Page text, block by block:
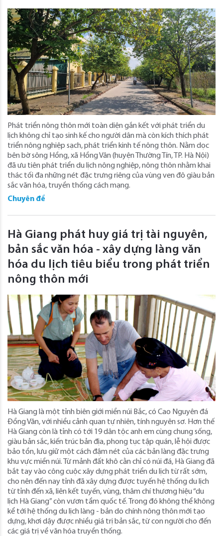
Phát triển nông thôn mới toàn diện gắn kết với phát triển du
lịch không chỉ tạo sinh kế cho người dân mà còn kích thích phát
triển nông nghiệp sạch, phát triển kinh tế nông thôn. Nằm dọc
bên bờ sông Hồng, xã Hồng Vân (huyện Thường Tín, TP. Hà Nội)
đã ưu tiên phát triển du lịch nông nghiệp, nông thôn nhằm khai
thác tối đa những nét đặc trưng riêng của vùng ven đô giàu bản
sắc văn hóa, truyền thống cách mạng.
Chuyên đề
Hà Giang phát huy giá trị tài nguyên,
bản sắc văn hóa - xây dựng làng văn
hóa du lịch tiêu biểu trong phát triển
nông thôn mới
Hà Giang là một tỉnh biên giới miền núi Bắc, có Cao Nguyên đá
Đồng Văn, với nhiều cảnh quan tự nhiên, tính nguyên sơ. Hơn thế
Hà Giang còn là tỉnh có tới 19 dân tộc anh em cùng chung sống,
giàu bản sắc, kiến trúc bản địa, phong tục tập quán, lễ hội được
bảo tồn, lưu giữ một cách đậm nét của các bản làng đặc trưng
khu vực miền núi. Từ mảnh đất khô cằn chỉ có núi đá, Hà Giang đã
bắt tay vào công cuộc xây dựng phát triển du lịch từ rất sớm,
cho nên đến nay tỉnh đã xây dựng được tuyến hệ thống du lịch
từ tỉnh đến xã, liên kết tuyến, vùng, thâm chí thương hiệu “du
lịch Hà Giang” còn vươn tầm quốc tế. Trong đó không thể không
kể tới hệ thống du lịch làng - bản do chính nông thôn mới tạo
dựng, khơi dậy được nhiều giá trị bản sắc, từ con người cho đến
các giá trị về văn hóa truyền thống.